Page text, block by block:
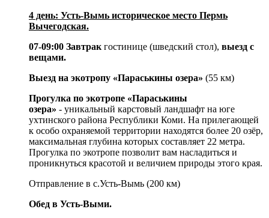
4 день: Усть-Вымь историческое место Пермь
Вычегодская.
07-09:00 Завтрак гостинице (шведский стол), выезд с
вещами.
Выезд на экотропу «Параськины озера» (55 км)
Прогулка по экотропе «Параськины
озера» - уникальный карстовый ландшафт на юге
ухтинского района Республики Коми. На прилегающей
к особо охраняемой территории находятся более 20 озёр,
максимальная глубина которых составляет 22 метра.
Прогулка по экотропе позволит вам насладиться и
проникнуться красотой и величием природы этого края.
Отправление в с.Усть-Вымь (200 км)
Обед в Усть-Выми.